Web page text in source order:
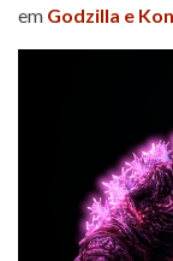
em Godzilla e